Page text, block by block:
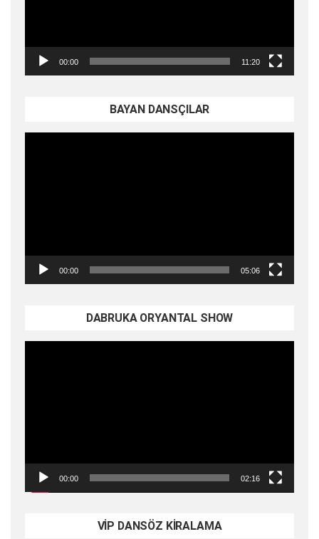
00:00 11:20
BAYAN DANSÇILAR
00:00 05:06
DABRUKA ORYANTAL SHOW
00:00 02:16
VİP DANSÖZ KİRALAMA